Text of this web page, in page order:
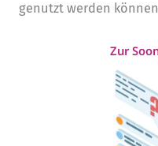
genutzt werden
Zur